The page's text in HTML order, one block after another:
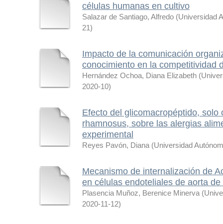
células humanas en cultivo
Salazar de Santiago, Alfredo (Universidad
21)
Impacto de la comunicación
conocimiento en la competitividad
Hernández Ochoa, Diana Elizabeth (
2020-10)
Efecto del glicomacropéptido,
rhamnosus, sobre las alergias
experimental
Reyes Pavón, Diana (Universidad
Mecanismo de internalización de
en células endoteliales de aorta
Plasencia Muñoz, Berenice Minerva (
2020-11-12)